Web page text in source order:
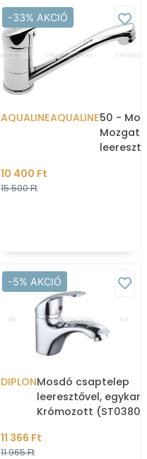
-33% AKCIÓ
AQUALINEAQUALINE50 -
10 400 Ft
15 500 Ft
-5% AKCIÓ
DIPLONMosdó csaptelep
leeresztővel,
Krómozott
11 366 Ft
11 965 Ft